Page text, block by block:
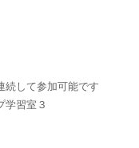
続して参加可能です
学習室３